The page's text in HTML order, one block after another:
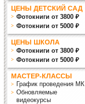
ЦЕНЫ ДЕТСКИЙ САД
Фотокниги от 3800 ₽
Фотокниги от 5000 ₽
ЦЕНЫ ШКОЛА
Фотокниги от 3800 ₽
Фотокниги от 5000 ₽
МАСТЕР-КЛАССЫ
График проведения МК
Обновляемые
видеокурсы